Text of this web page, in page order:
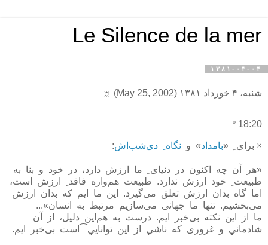
Le Silence de la mer
۱۳۸۱-۰۳-۰۴
شنبه، ۴ خورداد ۱۳۸۱ (May 25, 2002) ☼
º 18:20
× برای «بامداد» و نگاه دی‌شب‌اش:
«هر آن چه اکنون در دنيای
ما ارزش دارد، در خود و بنا به
طبيعت
خود ارزش ندارد. طبيعت هم‌واره فاقد
ارزش است،
اما گاه بدان ارزش تعلق می‌گيرد. اين ما ايم که بدان ارزش
می‌بخشيم. تنها ما جهانی می‌سازيم مرتبط به انسان»...
ما از اين نکته بی‌خبر ايم. درست به هم‌اين دليل، از آن
شادماني و غروری که ناشي از اين توانايي⁀است بی‌خبر ايم.